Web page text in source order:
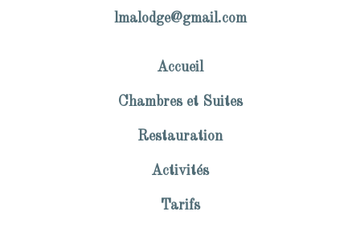
lmalodge@gmail.com
Accueil
Chambres et Suites
Restauration
Activités
Tarifs